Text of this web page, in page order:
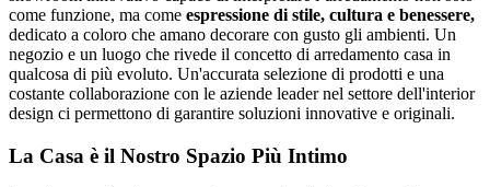
come funzione, ma come espressione di stile, cultura e benessere,
dedicato a coloro che amano decorare con gusto gli ambienti. Un
negozio e un luogo che rivede il concetto di arredamento casa in
qualcosa di più evoluto. Un'accurata selezione di prodotti e una
costante collaborazione con le aziende leader nel settore dell'interior
design ci permettono di garantire soluzioni innovative e originali.
La Casa è il Nostro Spazio Più Intimo